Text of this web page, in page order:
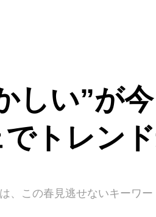
しい”が
トレン
、この春見逃せないキーワ